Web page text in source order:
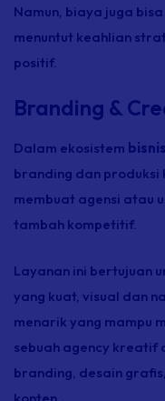
Namun, biaya juga
menuntut keahlian
positif.
Branding &
Dalam ekosistem
branding dan
membuat agensi atau
tambah kompetitif.
Layanan ini bertujuan
yang kuat, visual dan
menarik yang mampu
sebuah agency kreatif
branding, desain grafis,
konten.